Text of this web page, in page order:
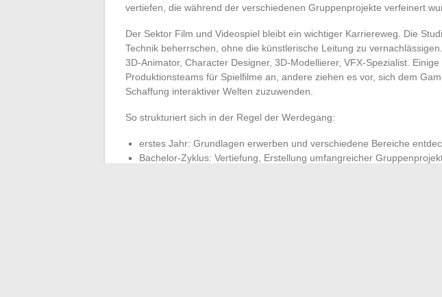
vertiefen, die während der verschiedenen Gruppenprojekte verfeinert
Der Sektor Film und Videospiel bleibt ein wichtiger Karriereweg. Die
Technik beherrschen, ohne die künstlerische Leitung zu
3D-Animator, Character Designer, 3D-Modellierer, VFX-Spezialist.
Produktionsteams für Spielfilme an, andere ziehen es vor, sich dem
Schaffung interaktiver Welten zuzuwenden.
So strukturiert sich in der Regel der Werdegang:
erstes Jahr: Grundlagen erwerben und verschiedene Bereiche
Bachelor-Zyklus: Vertiefung, Erstellung umfangreicher